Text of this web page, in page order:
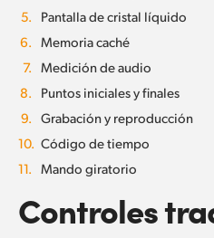
5.
Pantalla de cristal líquido
6. Memoria caché
7. Medición de audio
8.
Puntos iniciales y finales
9. Grabación y reproducción
10. Código de tiempo
11. Mando giratorio
Controles